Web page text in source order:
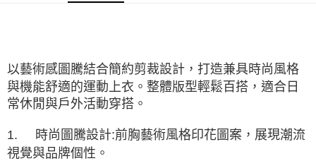
2.基於同意付款使用「大哥付你分期」之契約關係目的，商店將以您的個人
資料（包含姓名、電話或地址）提供予台灣大哥大進項蒐集、處理及利用，
由本公司與您本人進行分期帳單所需資料之確認、核對及更正。
3.完整用戶服務條款，請詳閱以下連結：
以藝術感圖騰結合簡約剪裁設計，打造兼具時尚風格
與機能舒適的運動上衣。整體版型輕鬆百搭，適合日
常休閒與戶外活動穿搭。
1.
時尚圖騰設計:前胸藝術風格印花圖案，展現潮流
視覺與品牌個性。